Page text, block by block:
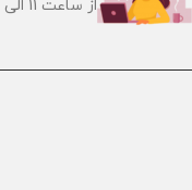
از ساعت 11 الی 20